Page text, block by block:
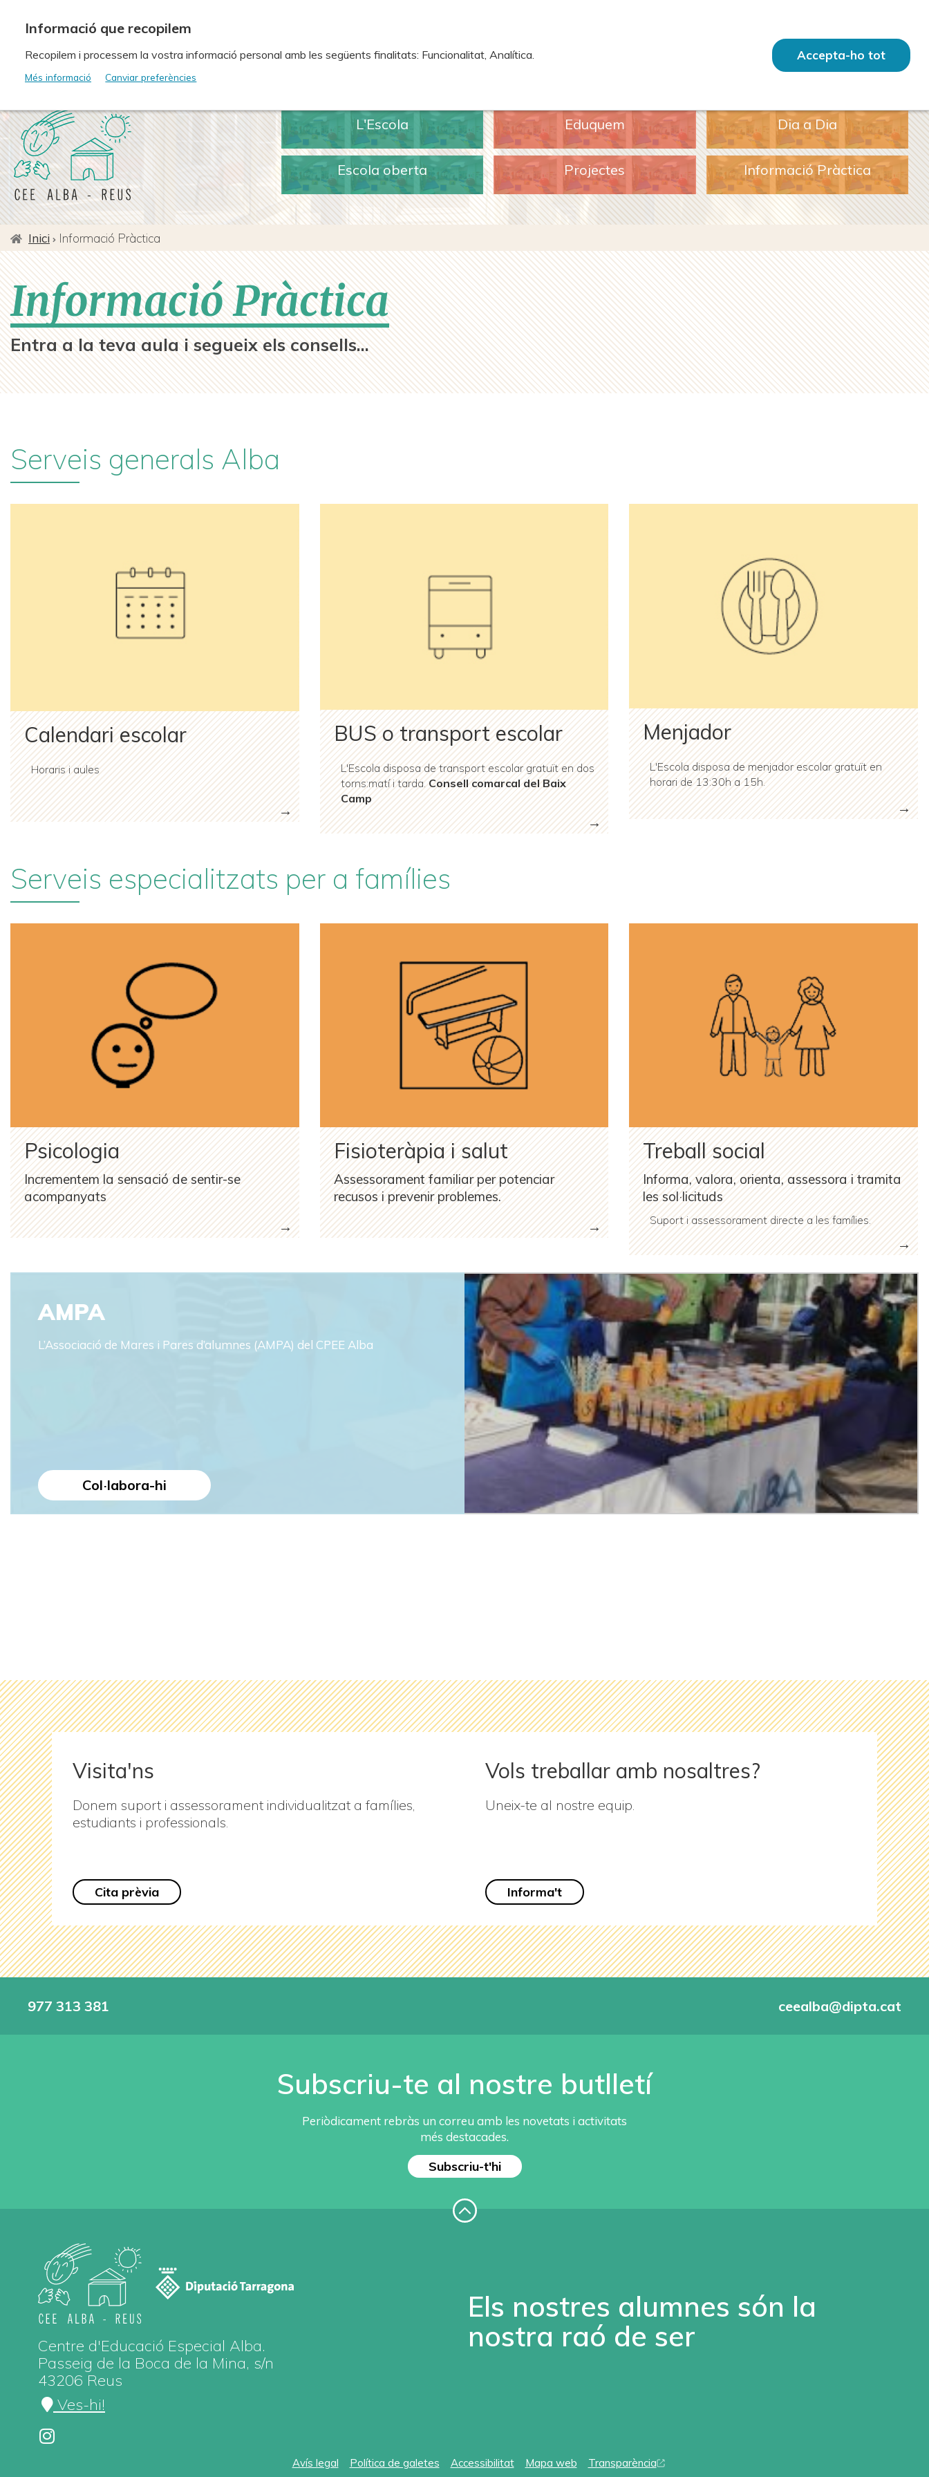
L'Escola Eduquem Dia a Dia
Escola oberta Projectes Informació Pràctica
Fil
d'ariadna
Inici Informació Pràctica
Informació Pràctica
Entra a la teva aula i segueix els consells...
Serveis generals Alba
Calendari escolar
Horaris i aules
BUS o transport escolar
L'Escola disposa de transport escolar gratuït en dos
torns:matí i tarda.Consell comarcal del Baix
Camp
Menjador
L'Escola disposa de menjador escolar gratuït en
horari de 13:30h a 15h.
Serveis especialitzats per a famílies
Psicologia
Incrementem la sensació de sentir-se
acompanyats
Fisioteràpia i salut
Assessorament familiar per potenciar
recusos i prevenir problemes.
Treball social
Informa, valora, orienta, assessora i tramita
les sol·licituds
Suport i assessorament directe a les famílies.
AMPA
L’​Associació de Mares i Pares d’alumnes (AMPA) del CPEE Alba
Col·labora-hi
Recopilem i processem la vostra informació personal amb les següents finalitats: Funcionalitat, Analítica.
Més informació Canviar preferències
Accepta-ho tot
Visita'ns
Donem suport i assessorament individualitzat a famílies,
estudiants i professionals.
Cita prèvia
Vols treballar amb nosaltres?
Uneix-te al nostre equip.
Informa't
977 313 381 ceealba@dipta.cat
Subscriu-te al nostre butlletí
Periòdicament rebràs un correu amb les novetats i activitats
més destacades.
Subscriu-t'hi
Centre d'Educació Especial Alba.
Passeig de la Boca de la Mina, s/n
43206 Reus
Ves-hi!
Els nostres alumnes són la
nostra raó de ser
Avís legal Política de galetes Accessibilitat Mapa web Transparència